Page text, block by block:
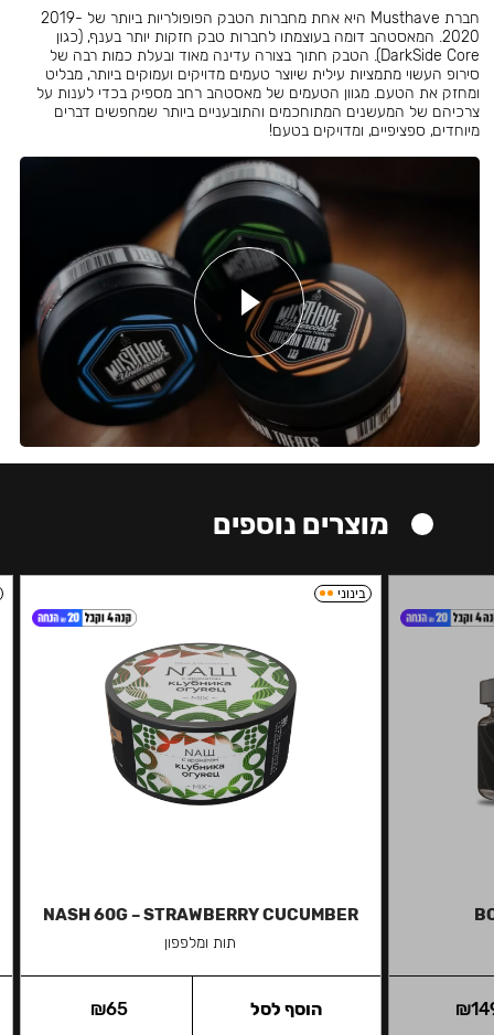
חברת Musthave היא אחת מחברות הטבק הפופולריות ביותר של 2019-
2020. המאסטהב דומה בעוצמתו לחברות טבק חזקות יותר בענף, (כגון
DarkSide Core). הטבק חתוך בצורה עדינה מאוד ובעלת כמות רבה של
סירופ העשוי מתמציות עילית שיוצר טעמים מדויקים ועמוקים ביותר, מבליט
ומחזק את הטעם. מגוון הטעמים של מאסטהב רחב מספיק בכדי לענות על
צרכיהם של המעשנים המתוחכמים והתובעניים ביותר שמחפשים דברים
מיוחדים, ספציפיים, ומדויקים בטעם!
מוצרים נוספים
₪
בינוני
NASH 60G – STRAWBERRY CUCUMBER
תות ומלפפון
₪65 הוסף לסל